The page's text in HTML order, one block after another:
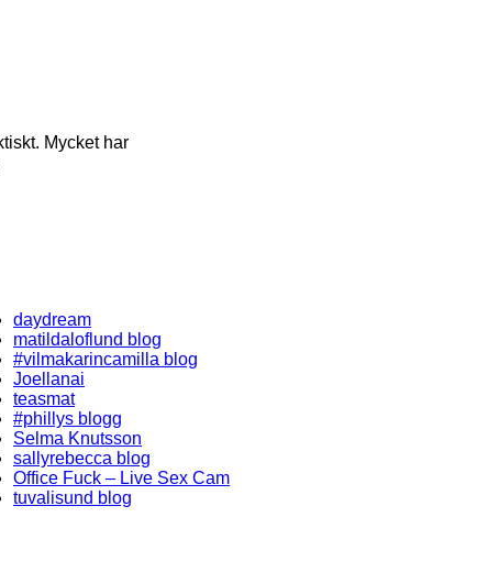
Mycket har
daydream
matildaloflund blog
#vilmakarincamilla blog
Joellanai
teasmat
#phillys blogg
Selma Knutsson
sallyrebecca blog
Office Fuck – Live Sex Cam
tuvalisund blog